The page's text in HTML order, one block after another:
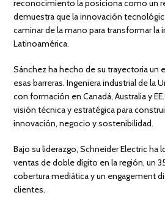
reconocimiento la posiciona como un
demuestra que la innovación
caminar de la mano para transformar la
Latinoamérica.
Sánchez ha hecho de su trayectoria un
esas barreras. Ingeniera industrial de la
con formación en Canadá, Australia y
visión técnica y estratégica para
innovación, negocio y sostenibilidad.
Bajo su liderazgo, Schneider Electric
ventas de doble dígito en la región, un
cobertura mediática y un engagement
clientes.